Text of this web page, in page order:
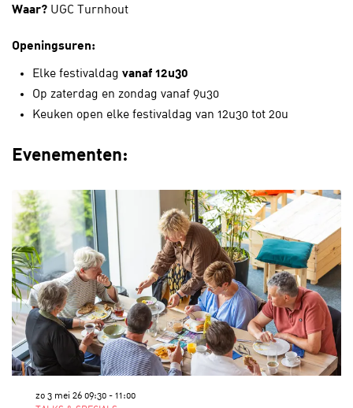
Waar? UGC Turnhout
Openingsuren:
Elke festivaldagvanaf 12u30
Op zaterdag en zondag vanaf 9u30
Keuken open elke festivaldag van 12u30 tot 20u
Evenementen:
zo 3 mei 26 09:30 - 11:00